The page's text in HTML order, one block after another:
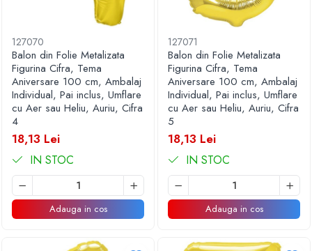
127070
Balon din Folie Metalizata
Figurina Cifra, Tema
Aniversare 100 cm, Ambalaj
Individual, Pai inclus, Umflare
cu Aer sau Heliu, Auriu, Cifra
4
18,13 Lei
IN STOC
Adauga in cos
127071
Balon din Folie Metalizata
Figurina Cifra, Tema
Aniversare 100 cm, Ambalaj
Individual, Pai inclus, Umflare
cu Aer sau Heliu, Auriu, Cifra
5
18,13 Lei
IN STOC
Adauga in cos